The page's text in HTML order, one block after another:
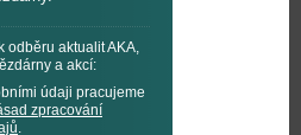
odběru aktualit AKA,
a akcí:
údaji pracujeme
zpracování
.